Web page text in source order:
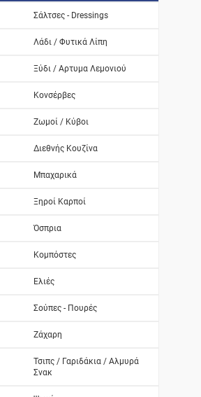
Σάλτσες - Dressings
Λάδι / Φυτικά Λίπη
Ξύδι / Αρτυμα Λεμονιού
Κονσέρβες
Ζωμοί / Κύβοι
Διεθνής Κουζίνα
Μπαχαρικά
Ξηροί Καρποί
Όσπρια
Κομπόστες
Ελιές
Σούπες - Πουρές
Ζάχαρη
Τσιπς / Γαριδάκια / Αλμυρά
Σνακ